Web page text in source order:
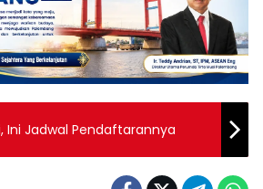
Ini Jadwal Pendaftarannya